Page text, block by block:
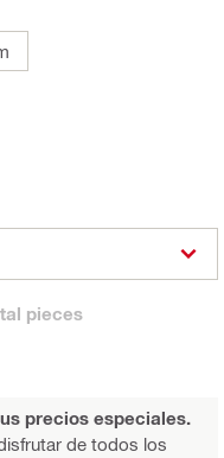
pieces
precios especiales.
de todos los